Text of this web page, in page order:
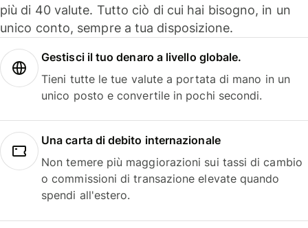
più di 40 valute. Tutto ciò di cui hai bisogno, in un
unico conto, sempre a tua disposizione.
Gestisci il tuo denaro a livello globale.
Tieni tutte le tue valute a portata di mano in un
unico posto e convertile in pochi secondi.
Una carta di debito internazionale
Non temere più maggiorazioni sui tassi di cambio
o commissioni di transazione elevate quando
spendi all'estero.